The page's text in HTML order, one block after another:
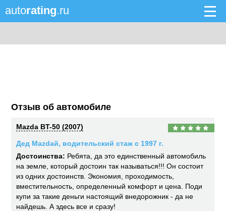
autorating.ru
Отзыв об автомобиле
Mazda BT-50 (2007)
Дед Mazdaй, водительский стаж с 1997 г.
Достоинства: Ребята, да это единственный автомобиль
на земле, который достоин так называться!!! Он состоит
из одних достоинств. Экономия, проходимость,
вместительность, определенный комфорт и цена. Поди
купи за такие деньги настоящий внедорожник - да не
найдешь. А здесь все и сразу!